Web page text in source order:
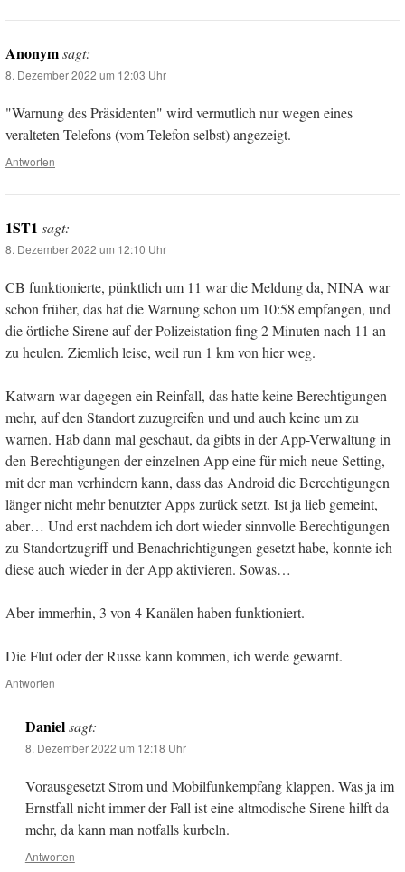
Anonymsagt:
8. Dezember 2022 um 12:03 Uhr
"Warnung des Präsidenten" wird vermutlich nur wegen eines
veralteten Telefons (vom Telefon selbst) angezeigt.
Antworten
1ST1 sagt:
8. Dezember 2022 um 12:10 Uhr
CB funktionierte, pünktlich um 11 war die Meldung da, NINA war
schon früher, das hat die Warnung schon um 10:58 empfangen, und
die örtliche Sirene auf der Polizeistation fing 2 Minuten nach 11 an
zu heulen. Ziemlich leise, weil run 1 km von hier weg.
Katwarn war dagegen ein Reinfall, das hatte keine Berechtigungen
mehr, auf den Standort zuzugreifen und und auch keine um zu
warnen. Hab dann mal geschaut, da gibts in der App-Verwaltung in
den Berechtigungen der einzelnen App eine für mich neue Setting,
mit der man verhindern kann, dass das Android die Berechtigungen
länger nicht mehr benutzter Apps zurück setzt. Ist ja lieb gemeint,
aber… Und erst nachdem ich dort wieder sinnvolle Berechtigungen
zu Standortzugriff und Benachrichtigungen gesetzt habe, konnte ich
diese auch wieder in der App aktivieren. Sowas…
Aber immerhin, 3 von 4 Kanälen haben funktioniert.
Die Flut oder der Russe kann kommen, ich werde gewarnt.
Antworten
Daniel sagt:
8. Dezember 2022 um 12:18 Uhr
Vorausgesetzt Strom und Mobilfunkempfang klappen. Was ja im
Ernstfall nicht immer der Fall ist eine altmodische Sirene hilft da
mehr, da kann man notfalls kurbeln.
Antworten